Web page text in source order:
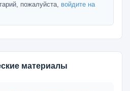
пожалуйста, войдите на
материалы